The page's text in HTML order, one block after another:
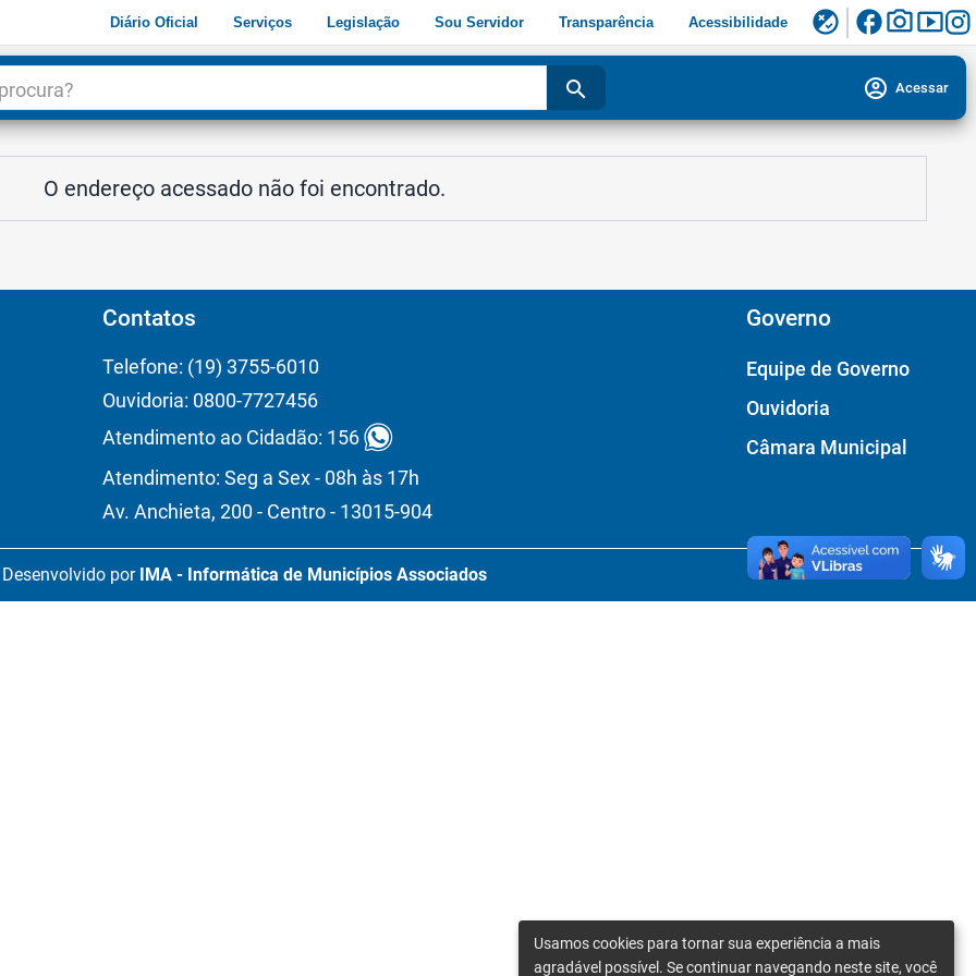
Diário Oficial Serviços Legislação Sou Servidor Transparência Acessibilidade flaky facebookphoto_camerasmart_display
search account_circle Acessar
O endereço acessado não foi encontrado.
Contatos
Telefone: (19) 3755-6010
Ouvidoria: 0800-7727456
Atendimento ao Cidadão: 156
Atendimento: Seg a Sex - 08h às 17h
Av. Anchieta, 200 - Centro - 13015-904
Governo
Equipe de Governo
Ouvidoria
Câmara Municipal
Desenvolvido por IMA - Informática de Municípios Associados
Usamos cookies para tornar sua experiência a mais
agradável possível. Se continuar navegando neste site, você